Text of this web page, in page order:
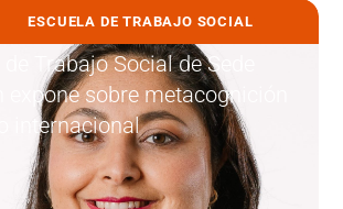
ESCUELA DE TRABAJO SOCIAL
de Trabajo Social de Sede
expone sobre metacognición
internacional